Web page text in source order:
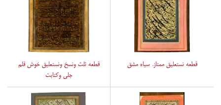
قطعه نستعلیق ممتاز. سیاه مشق
قطعه ثلث ونسخ ونستعلیق خوش قلم
جلی وکتابت